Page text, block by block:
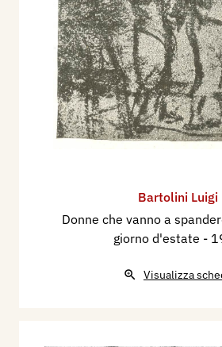
Bartolini Luigi
Donne che vanno a
giorno d'estate -
Visualizza